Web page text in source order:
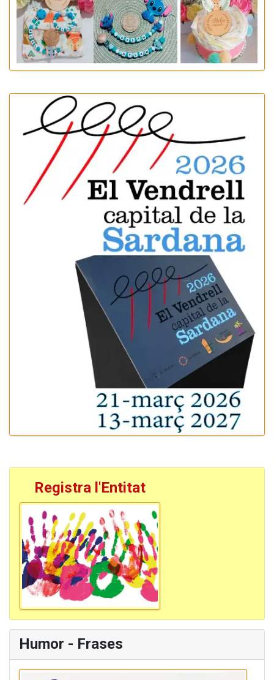
Registra l'Entitat
Humor - Frases